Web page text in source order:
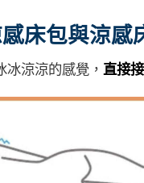
床包與涼感
涼涼的感覺， 直接